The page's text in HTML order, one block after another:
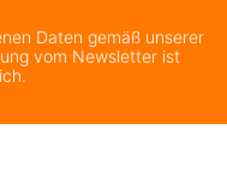
Daten gemäß unserer
vom Newsletter ist